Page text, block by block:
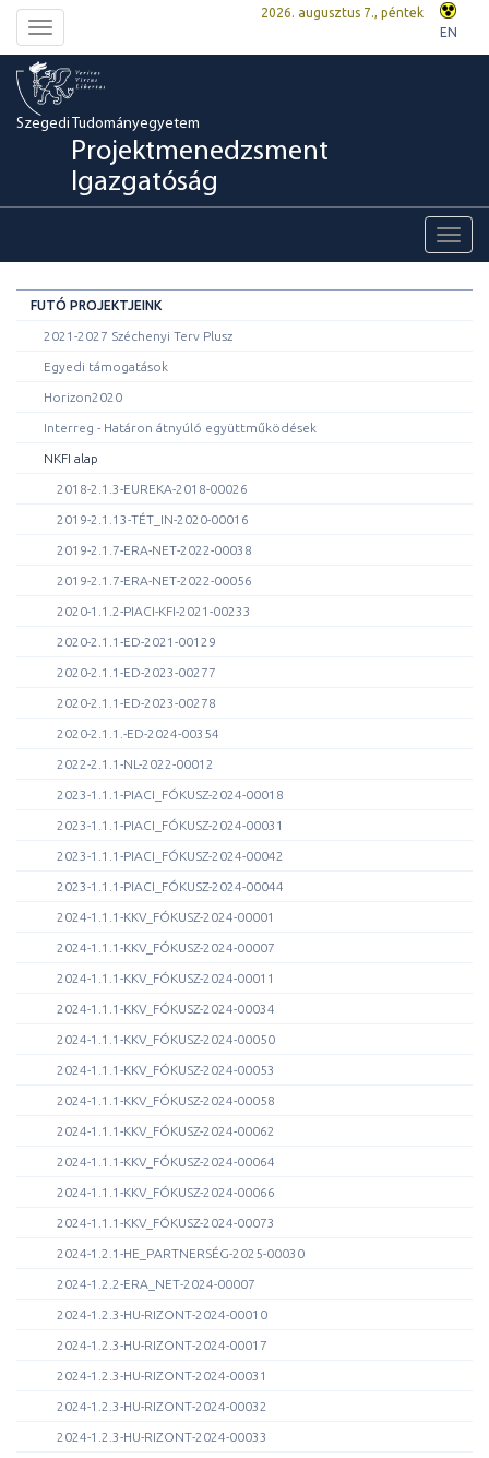
Toggle
navigation
2026. augusztus 7., péntek
EN
Szegedi Tudományegyetem
Projektmenedzsment
Igazgatóság
FUTÓ PROJEKTJEINK
2021-2027 Széchenyi Terv Plusz
Egyedi támogatások
Horizon2020
Interreg - Határon átnyúló együttműködések
NKFI alap
2018-2.1.3-EUREKA-2018-00026
2019-2.1.13-TÉT_IN-2020-00016
2019-2.1.7-ERA-NET-2022-00038
2019-2.1.7-ERA-NET-2022-00056
2020-1.1.2-PIACI-KFI-2021-00233
2020-2.1.1-ED-2021-00129
2020-2.1.1-ED-2023-00277
2020-2.1.1-ED-2023-00278
2020-2.1.1.-ED-2024-00354
2022-2.1.1-NL-2022-00012
2023-1.1.1-PIACI_FÓKUSZ-2024-00018
2023-1.1.1-PIACI_FÓKUSZ-2024-00031
2023-1.1.1-PIACI_FÓKUSZ-2024-00042
2023-1.1.1-PIACI_FÓKUSZ-2024-00044
2024-1.1.1-KKV_FÓKUSZ-2024-00001
2024-1.1.1-KKV_FÓKUSZ-2024-00007
2024-1.1.1-KKV_FÓKUSZ-2024-00011
2024-1.1.1-KKV_FÓKUSZ-2024-00034
2024-1.1.1-KKV_FÓKUSZ-2024-00050
2024-1.1.1-KKV_FÓKUSZ-2024-00053
2024-1.1.1-KKV_FÓKUSZ-2024-00058
2024-1.1.1-KKV_FÓKUSZ-2024-00062
2024-1.1.1-KKV_FÓKUSZ-2024-00064
2024-1.1.1-KKV_FÓKUSZ-2024-00066
2024-1.1.1-KKV_FÓKUSZ-2024-00073
2024-1.2.1-HE_PARTNERSÉG-2025-00030
2024-1.2.2-ERA_NET-2024-00007
2024-1.2.3-HU-RIZONT-2024-00010
2024-1.2.3-HU-RIZONT-2024-00017
2024-1.2.3-HU-RIZONT-2024-00031
2024-1.2.3-HU-RIZONT-2024-00032
2024-1.2.3-HU-RIZONT-2024-00033